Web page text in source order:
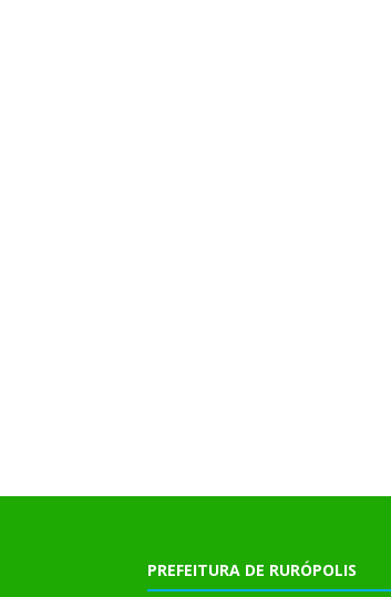
PREFEITURA DE RURÓPOLIS